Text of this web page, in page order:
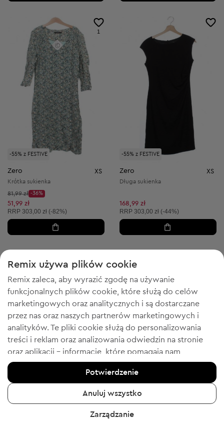
-55% z FESTIVE
1
Zero XS
Krótka sukienka
Cena początkowa:
81,99 zł
Discount Price:
-36%
Obniżona cena:
51,99 zł
Cena sugerowana:
RRP 303,00 zł (-82%)
-55% z FESTIVE
Zero XS
Długa sukienka
168,99 zł
Cena sugerowana:
RRP 303,00 zł (-44%)
Zero XS Zero XL
Damska bluzka z krótkim rękawem
Remix używa plików cookie
Remix zaleca, aby wyrazić zgodę na używanie
funkcjonalnych plików cookie, które służą do celów
marketingowych oraz analitycznych i są dostarczane
przez nas oraz naszych partnerów marketingowych i
analityków. Te pliki cookie służą do personalizowania
treści i reklam oraz analizowania odwiedzin na stronie
oraz aplikacji - informacje, które pomagają nam
pokazywać Tobie produkty, które Tobie się spodobają.
Jeśli się zgadzasz, potwierdź, klikając przycisk „Tak,
zgadzam się”.
Aby uzyskać więcej informacji, kliknij „Chcę uzyskać
więcej informacji” lub przejdź do „Polityki prywatności i
Potwierdzenie
Anuluj wszystko
Zarządzanie